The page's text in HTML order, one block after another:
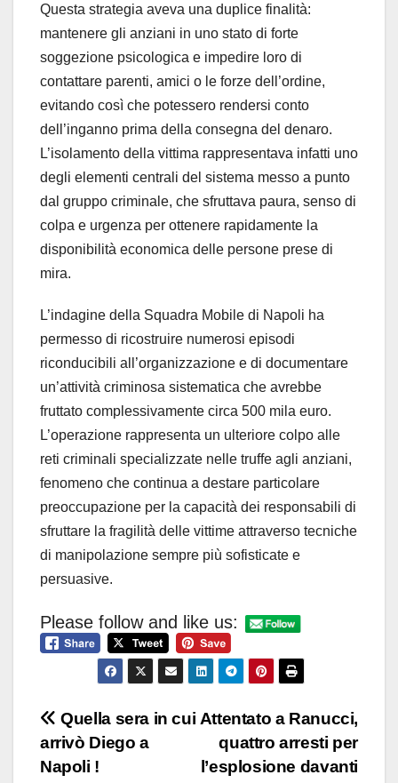
Questa strategia aveva una duplice finalità:
mantenere gli anziani in uno stato di forte
soggezione psicologica e impedire loro di
contattare parenti, amici o le forze dell’ordine,
evitando così che potessero rendersi conto
dell’inganno prima della consegna del denaro.
L’isolamento della vittima rappresentava infatti uno
degli elementi centrali del sistema messo a punto
dal gruppo criminale, che sfruttava paura, senso di
colpa e urgenza per ottenere rapidamente la
disponibilità economica delle persone prese di
mira.
L’indagine della Squadra Mobile di Napoli ha
permesso di ricostruire numerosi episodi
riconducibili all’organizzazione e di documentare
un’attività criminosa sistematica che avrebbe
fruttato complessivamente circa 500 mila euro.
L’operazione rappresenta un ulteriore colpo alle
reti criminali specializzate nelle truffe agli anziani,
fenomeno che continua a destare particolare
preoccupazione per la capacità dei responsabili di
sfruttare la fragilità delle vittime attraverso tecniche
di manipolazione sempre più sofisticate e
persuasive.
Please follow and like us:
Navigazione
articoli
Attentato a Ranucci,
quattro arresti per
l’esplosione davanti
Quella sera in cui
arrivò Diego a
Napoli !